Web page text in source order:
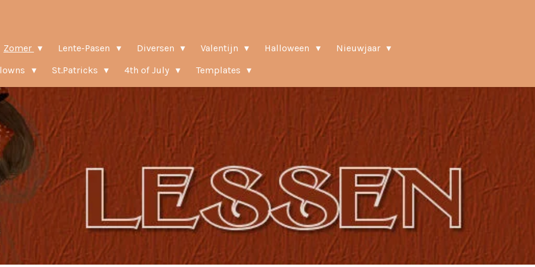
Zomer Lente-Pasen Diversen Valentijn Halloween
Nieuwjaar
St.Patricks 4th of July Templates